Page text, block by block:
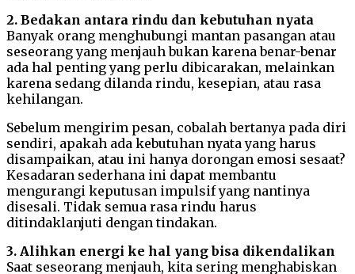
2. Bedakan antara rindu dan kebutuhan nyata
Banyak orang menghubungi mantan pasangan atau
seseorang yang menjauh bukan karena benar-benar
ada hal penting yang perlu dibicarakan, melainkan
karena sedang dilanda rindu, kesepian, atau rasa
kehilangan.
Sebelum mengirim pesan, cobalah bertanya pada diri
sendiri, apakah ada kebutuhan nyata yang harus
disampaikan, atau ini hanya dorongan emosi sesaat?
Kesadaran sederhana ini dapat membantu
mengurangi keputusan impulsif yang nantinya
disesali. Tidak semua rasa rindu harus
ditindaklanjuti dengan tindakan.
3. Alihkan energi ke hal yang bisa dikendalikan
Saat seseorang menjauh, kita sering menghabiskan